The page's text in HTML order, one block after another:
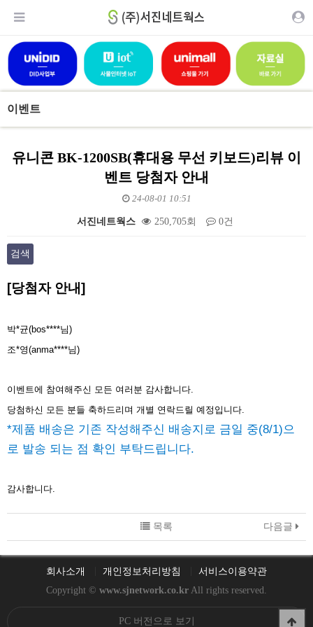
이벤트
유니콘 BK-1200SB(휴대용 무선 키보드)리뷰 이
벤트 당첨자 안내
24-08-01 10:51
서진네트웍스 250,705회 0건
검색
[당첨자 안내]
박*균(bos****님)
조*영(anma****님)
이벤트에 참여해주신 모든 여러분 감사합니다.
당첨하신 모든 분들 축하드리며 개별 연락드릴 예정입니다.
*제품 배송은 기존 작성해주신 배송지로 금일 중(8/1)으
로 발송 되는 점 확인 부탁드립니다.
감사합니다.
다음글
목록
회사소개 개인정보처리방침
서비스이용약관
Copyright © www.sjnetwork.co.kr All rights reserved.
PC 버전으로 보기